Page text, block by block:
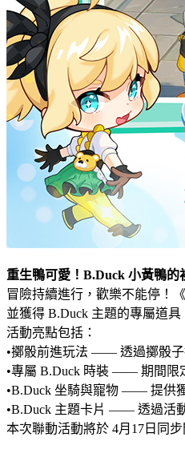
重生鴨可愛！B.Duck 小黃鴨的
冒險持續進行，歡樂不能停！
並獲得 B.Duck 主題的專屬道具
活動亮點包括：
•擲骰前進玩法 —— 透過擲骰子
•專屬 B.Duck 時裝 —— 期間限
•B.Duck 坐騎與寵物 —— 提供
•B.Duck 主題卡片 —— 透過活
本次聯動活動將於 4月17日同